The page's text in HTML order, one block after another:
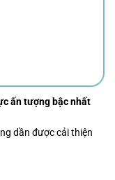
ấn tượng bậc nhất
dần được cải thiện